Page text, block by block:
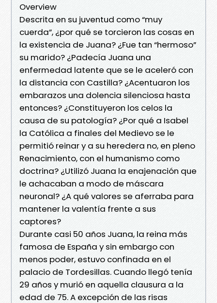
Overview
Descrita en su juventud como “muy
cuerda”, ¿por qué se torcieron las cosas en
la existencia de Juana? ¿Fue tan “hermoso”
su marido? ¿Padecía Juana una
enfermedad latente que se le aceleró con
la distancia con Castilla? ¿Acentuaron los
embarazos una dolencia silenciosa hasta
entonces? ¿Constituyeron los celos la
causa de su patología? ¿Por qué a Isabel
la Católica a finales del Medievo se le
permitió reinar y a su heredera no, en pleno
Renacimiento, con el humanismo como
doctrina? ¿Utilizó Juana la enajenación que
le achacaban a modo de máscara
neuronal? ¿A qué valores se aferraba para
mantener la valentía frente a sus
captores?
Durante casi 50 años Juana, la reina más
famosa de España y sin embargo con
menos poder, estuvo confinada en el
palacio de Tordesillas. Cuando llegó tenía
29 años y murió en aquella clausura a la
edad de 75. A excepción de las risas